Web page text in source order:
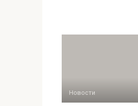
Новости